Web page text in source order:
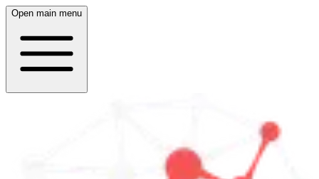
Open main menu